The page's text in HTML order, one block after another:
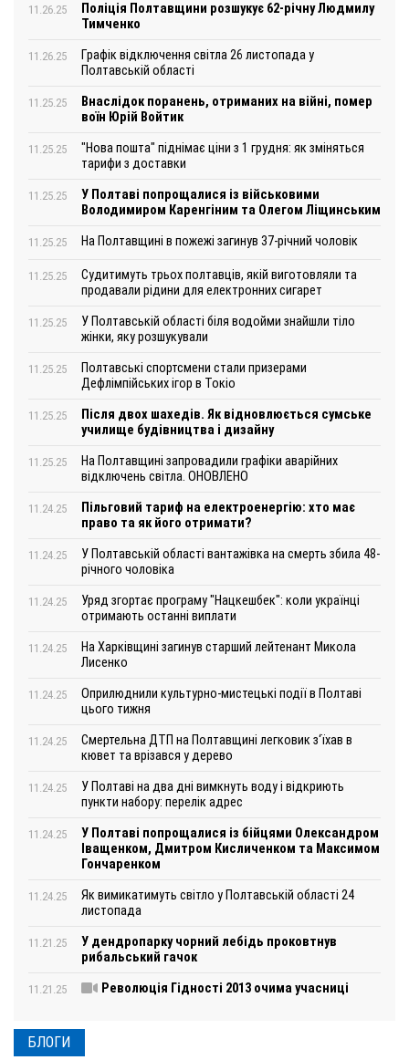
11.26.25
Поліція Полтавщини розшукує 62-річну Людмилу
Тимченко
11.26.25
Графік відключення світла 26 листопада у
Полтавській області
11.25.25
Внаслідок поранень, отриманих на війні, помер
воїн Юрій Войтик
11.25.25
"Нова пошта" піднімає ціни з 1 грудня: як зміняться
тарифи з доставки
11.25.25
У Полтаві попрощалися із військовими
Володимиром Каренгіним та Олегом Ліщинським
11.25.25 На Полтавщині в пожежі загинув 37-річний чоловік
11.25.25
Судитимуть трьох полтавців, якій виготовляли та
продавали рідини для електронних сигарет
11.25.25
У Полтавській області біля водойми знайшли тіло
жінки, яку розшукували
11.25.25
Полтавські спортсмени стали призерами
Дефлімпійських ігор в Токіо
11.25.25
Після двох шахедів. Як відновлюється сумське
училище будівництва і дизайну
11.25.25
На Полтавщині запровадили графіки аварійних
відключень світла. ОНОВЛЕНО
11.24.25
Пільговий тариф на електроенергію: хто має
право та як його отримати?
11.24.25
У Полтавській області вантажівка на смерть збила 48-
річного чоловіка
11.24.25
Уряд згортає програму "Нацкешбек": коли українці
отримають останні виплати
11.24.25
На Харківщині загинув старший лейтенант Микола
Лисенко
11.24.25
Оприлюднили культурно-мистецькі події в Полтаві
цього тижня
11.24.25
Смертельна ДТП на Полтавщині легковик з‘їхав в
кювет та врізався у дерево
11.24.25
У Полтаві на два дні вимкнуть воду і відкриють
пункти набору: перелік адрес
11.24.25
У Полтаві попрощалися із бійцями Олександром
Іващенком, Дмитром Кисличенком та Максимом
Гончаренком
11.24.25
Як вимикатимуть світло у Полтавській області 24
листопада
11.21.25
У дендропарку чорний лебідь проковтнув
рибальський гачок
11.21.25 Революція Гідності 2013 очима учасниці
БЛОГИ